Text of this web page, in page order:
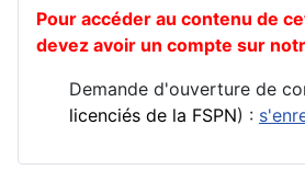
Pour accéder au contenu de
devez avoir un compte sur
Demande d'ouverture de
licenciés de la FSPN) :